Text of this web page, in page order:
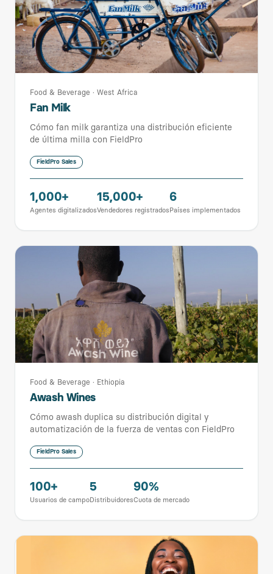
Food & Beverage · West Africa
Fan Milk
Cómo fan milk garantiza una distribución eficiente
de última milla con FieldPro
FieldPro Sales
1,000+
Agentes digitalizados
15,000+
Vendedores registrados
6
Países implementados
Food & Beverage · Ethiopia
Awash Wines
Cómo awash duplica su distribución digital y
automatización de la fuerza de ventas con FieldPro
FieldPro Sales
100+
Usuarios de campo
5
Distribuidores
90%
Cuota de mercado